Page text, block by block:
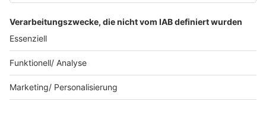
WEIHNACHTSMUSIK.FM
© barba radio. Ein Baby von Barbara Schöneberger und
REGIOCAST.